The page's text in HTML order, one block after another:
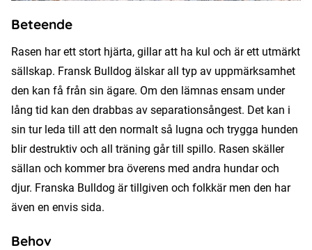
Beteende
Rasen har ett stort hjärta, gillar att ha kul och är ett utmärkt
sällskap. Fransk Bulldog älskar all typ av uppmärksamhet
den kan få från sin ägare. Om den lämnas ensam under
lång tid kan den drabbas av separationsångest. Det kan i
sin tur leda till att den normalt så lugna och trygga hunden
blir destruktiv och all träning går till spillo. Rasen skäller
sällan och kommer bra överens med andra hundar och
djur. Franska Bulldog är tillgiven och folkkär men den har
även en envis sida.
Behov